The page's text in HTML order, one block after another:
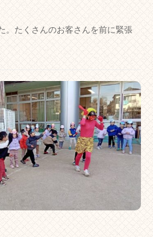
。たくさんのお客さんを前に緊張